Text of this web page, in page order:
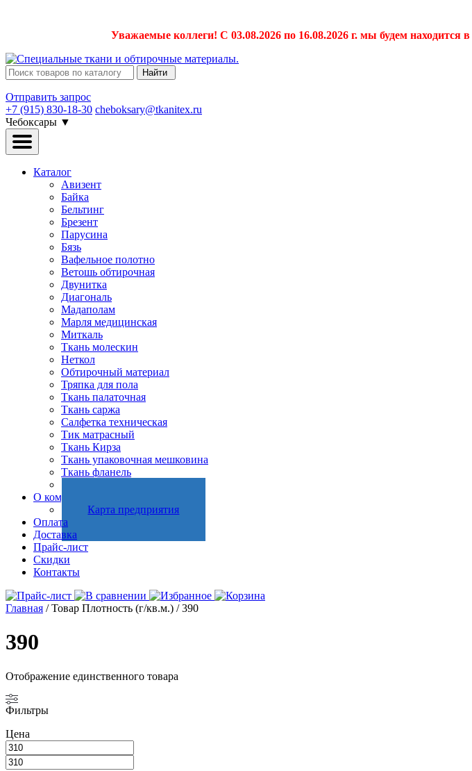
Уважаемые коллеги! С 03.08.2026 по 16.08.2026 г. мы будем находится
Найти
Отправить запрос
+7 (915) 830-18-30 cheboksary@tkanitex.ru
Чебоксары ▼
Каталог
Авизент
Байка
Бельтинг
Брезент
Парусина
Бязь
Вафельное полотно
Ветошь обтирочная
Двунитка
Диагональ
Мадаполам
Марля медицинская
Миткаль
Ткань молескин
Неткол
Обтирочный материал
Тряпка для пола
Ткань палаточная
Ткань саржа
Салфетка техническая
Тик матрасный
Ткань Кирза
Ткань упаковочная мешковина
Ткань фланель
О компании
Карта предприятия
Оплата
Доставка
Прайс-лист
Скидки
Контакты
Главная / Товар Плотность (г/кв.м.) / 390
390
Отображение единственного товара
Фильтры
Цена